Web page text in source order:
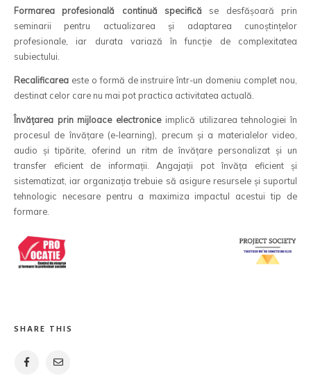
Formarea profesională continuă specifică se desfășoară prin
seminarii pentru actualizarea și adaptarea cunoștințelor
profesionale, iar durata variază în funcție de complexitatea
subiectului.
Recalificarea este o formă de instruire într-un domeniu complet nou,
destinat celor care nu mai pot practica activitatea actuală.
Învățarea prin mijloace electroniceimplică utilizarea tehnologiei în
procesul de învățare (e-learning), precum și a materialelor video,
audio și tipărite, oferind un ritm de învățare personalizat și un
transfer eficient de informații. Angajații pot învăța eficient și
sistematizat, iar organizația trebuie să asigure resursele și suportul
tehnologic necesare pentru a maximiza impactul acestui tip de
formare.
SHARE THIS